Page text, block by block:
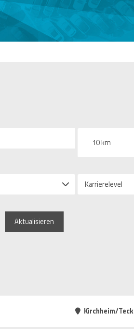
10 km
Karrierelevel
Aktualisieren
Kirchheim/Teck